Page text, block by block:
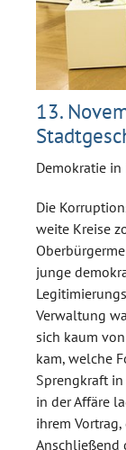
13.
Demokratie
Die
weite Kreise
junge
Verwaltung
sich kaum
kam, welche
Sprengkraft
in der Affäre
ihrem Vortrag,
Anschließend